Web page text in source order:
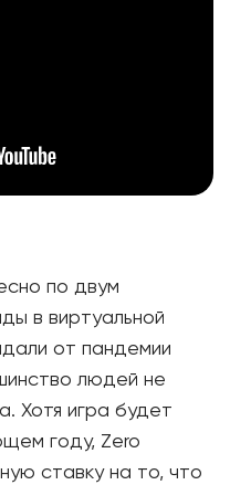
по двум
в виртуальной
от пандемии
людей не
Хотя игра будет
году, Zero
ставку на то, что